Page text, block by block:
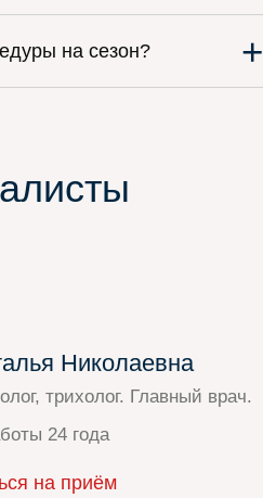
на сезон? +
Николаевна
трихолог. Главный врач.
24 года
на приём